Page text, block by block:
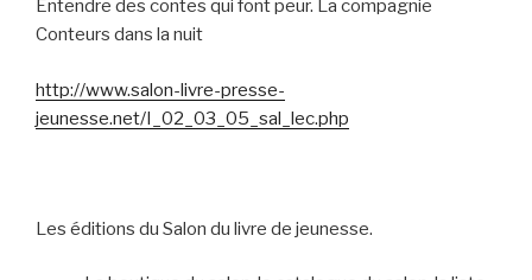
Entendre des contes qui font peur. La compagnie
Conteurs dans la nuit
http://www.salon-livre-presse-
jeunesse.net/I_02_03_05_sal_lec.php
Les éditions du Salon du livre de jeunesse.